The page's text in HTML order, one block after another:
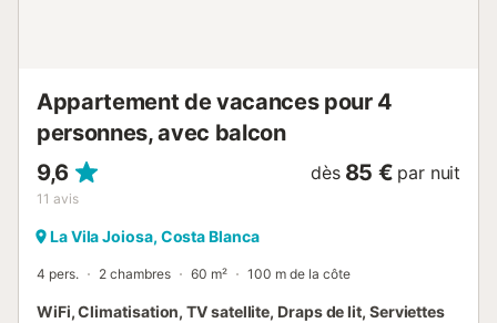
Appartement de vacances pour 4
personnes, avec balcon
9,6
11 avis
dès 85 € par nuit
La Vila Joiosa, Costa Blanca
4 pers. 2 chambres 60 m² 100 m de la côte
WiFi, Climatisation, TV satellite, Draps de lit, Serviettes